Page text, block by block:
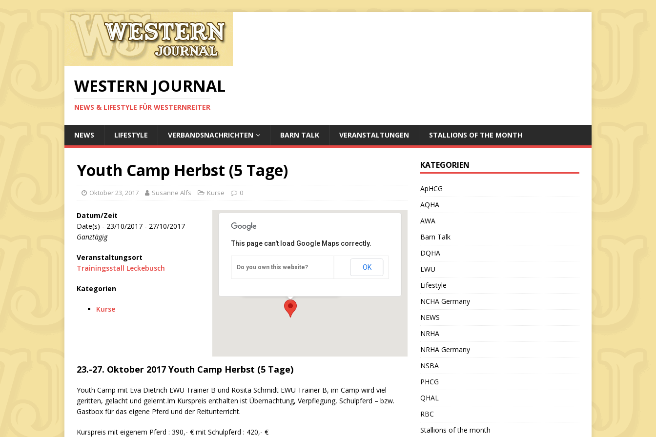
WESTERN JOURNAL
NEWS & LIFESTYLE FÜR WESTERNREITER
NEWS LIFESTYLE VERBANDSNACHRICHTEN BARN TALK VERANSTALTUNGEN STALLIONS OF THE MONTH
Youth Camp Herbst (5 Tage)
Oktober 23, 2017 Susanne Alfs Kurse 0
Trainingsstall Leckebusch
This page can't load Google Maps correctly.
Do you own this website? OK
Datum/Zeit
Date(s) - 23/10/2017 - 27/10/2017
Ganztägig
Veranstaltungsort
Trainingsstall Leckebusch
Kategorien
Kurse
23.-27. Oktober 2017 Youth Camp Herbst (5 Tage)
Youth Camp mit Eva Dietrich EWU Trainer B und Rosita Schmidt EWU Trainer B, im Camp wird viel
geritten, gelacht und gelernt.Im Kurspreis enthalten ist Übernachtung, Verpflegung, Schulpferd – bzw.
Gastbox für das eigene Pferd und der Reitunterricht.
Kurspreis mit eigenem Pferd : 390,- € mit Schulpferd : 420,- €
KATEGORIEN
ApHCG
AQHA
AWA
Barn Talk
DQHA
EWU
Lifestyle
NCHA Germany
NEWS
NRHA
NRHA Germany
NSBA
PHCG
QHAL
RBC
Stallions of the month